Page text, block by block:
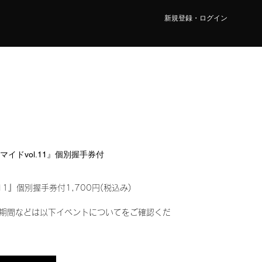
新規登録・ログイン
イドvol.11』個別握手券付
』個別握手券付1,700円(税込み)
間などは以下イベントについてをご確認くだ